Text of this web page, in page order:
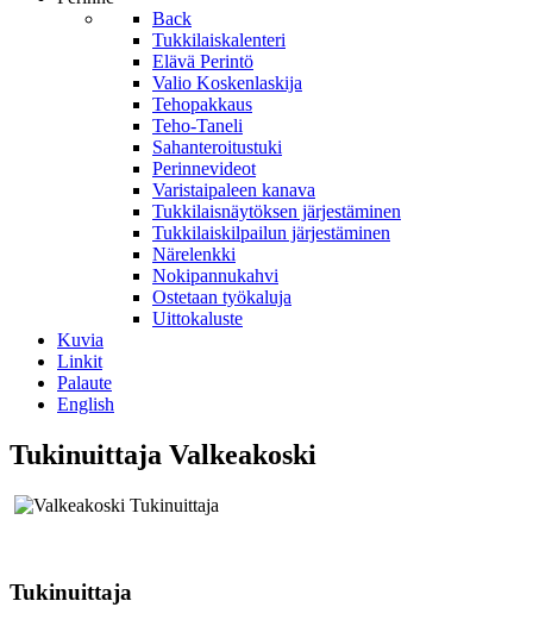
Back
Tukkilaiskalenteri
Elävä Perintö
Valio Koskenlaskija
Tehopakkaus
Teho-Taneli
Sahanteroitustuki
Perinnevideot
Varistaipaleen kanava
Tukkilaisnäytöksen järjestäminen
Tukkilaiskilpailun järjestäminen
Närelenkki
Nokipannukahvi
Ostetaan työkaluja
Uittokaluste
Kuvia
Linkit
Palaute
English
Tukinuittaja Valkeakoski
Tukinuittaja